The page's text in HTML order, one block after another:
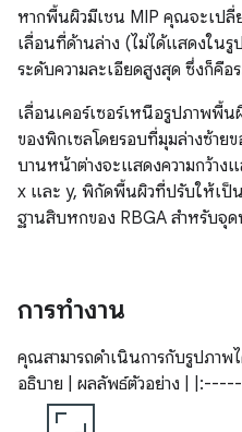
หากพื้นผิวมีเชน MIP คุณจะเป
เลื่อนที่ด้านล่าง (ไม่ได้แสดงในรู
ระดับความละเอียดสูงสุด ซึ่งก็คือ
เลื่อนเคอร์เซอร์เหนือรูปภาพพื้น
ของพิกเซลโดยรอบที่มุมล่างซ้าย
บานหน้าต่างจะแสดงความกว้าง
x และ y, พิกัดพื้นผิวที่ปรับให้เป็
ฐานสิบหกของ RBGA สำหรับจุ
การทำงาน
คุณสามารถดำเนินการกับรูปภาพ
อธิบาย | ผลลัพธ์ตัวอย่าง |